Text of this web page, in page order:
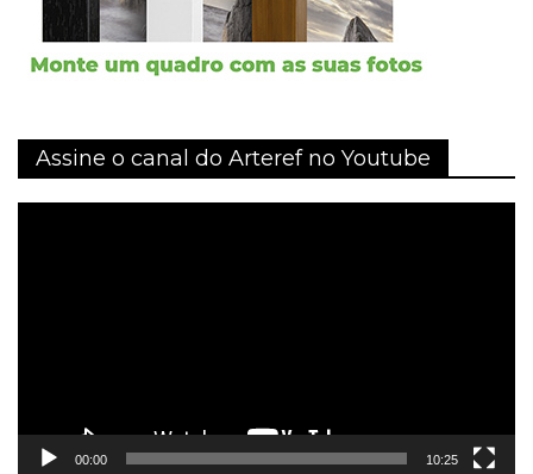
Assine o canal do Arteref no Youtube
00:00 10:25